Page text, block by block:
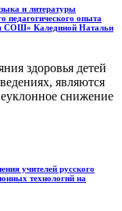
и литературы
педагогического опыта
СОШ» Калединой Натальи
здоровья детей
являются
снижение
учителей русского
технологий на